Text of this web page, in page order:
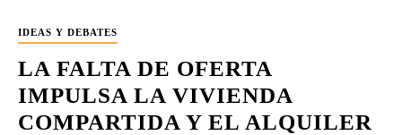
IDEAS Y DEBATES
LA FALTA DE OFERTA
IMPULSA LA VIVIENDA
COMPARTIDA Y EL ALQUILER